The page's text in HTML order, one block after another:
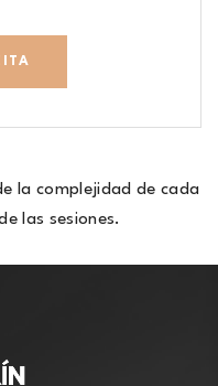
la complejidad de cada
las sesiones.